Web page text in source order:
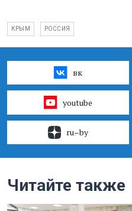
КРЫМ РОССИЯ
вк
youtube
ru–by
Читайте также